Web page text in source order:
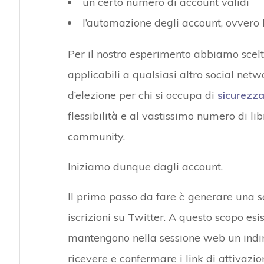
l’automazione degli account,
Per il nostro esperimento abbiamo
applicabili a qualsiasi altro social
d’elezione per chi si occupa di
flessibilità e al vastissimo numero di
community.
Iniziamo dunque dagli account.
Il primo passo da fare è generare una
iscrizioni su Twitter. A questo scopo
mantengono nella sessione web un
ricevere e confermare i link di